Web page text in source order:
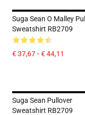
Suga Sean O Malley
Sweatshirt RB2709
€ 37,67 - € 44,11
Suga Sean Pullover
Sweatshirt RB2709